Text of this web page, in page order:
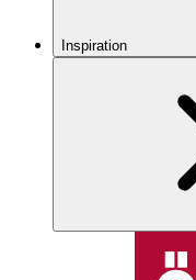
Inspiration